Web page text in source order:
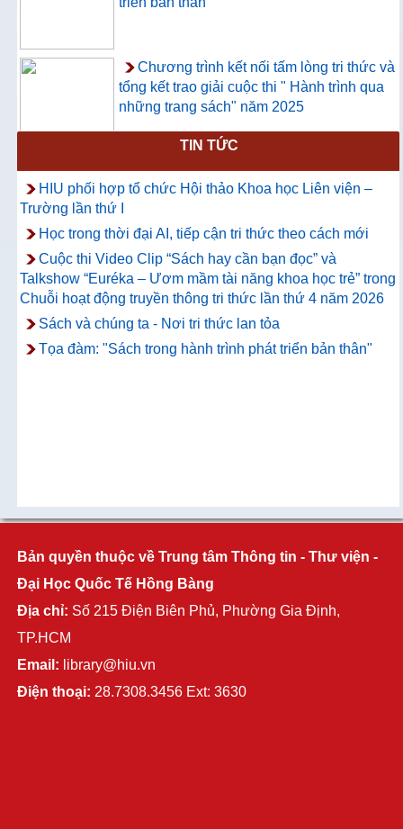
Chương trình kết nối tấm lòng tri thức và
tổng kết trao giải cuộc thi " Hành trình qua
những trang sách" năm 2025
Thông báo về việc hướng dẫn truy cập
và sử dụng CSDL ProQuest Ebook
Central
TIN TỨC
HIU phối hợp tổ chức Hội thảo Khoa học Liên viện –
Trường lần thứ I
Học trong thời đại AI, tiếp cận tri thức theo cách mới
Cuộc thi Video Clip “Sách hay cần bạn đọc” và
Talkshow “Euréka – Ươm mầm tài năng khoa học trẻ” trong
Chuỗi hoạt động truyền thông tri thức lần thứ 4 năm 2026
Sách và chúng ta - Nơi tri thức lan tỏa
Tọa đàm: "Sách trong hành trình phát triển bản thân"
Bản quyền thuộc về Trung tâm Thông tin - Thư viện -
Đại Học Quốc Tế Hồng Bàng
Địa chỉ: Số 215 Điện Biên Phủ, Phường Gia Định,
TP.HCM
Email: library@hiu.vn
Điện thoại: 28.7308.3456 Ext: 3630